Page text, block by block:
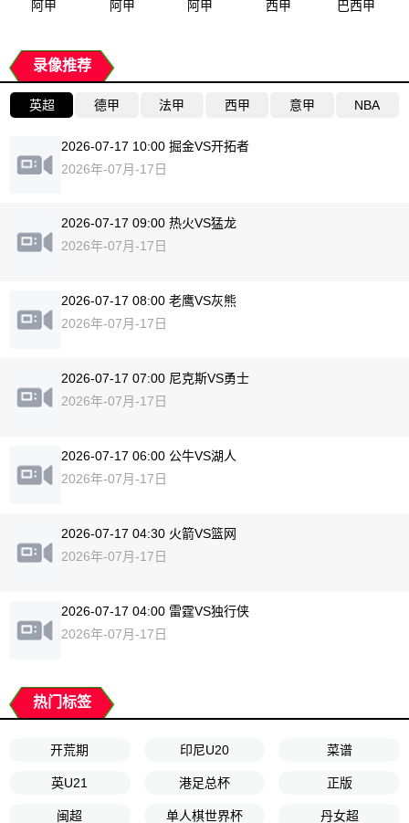
阿甲 阿甲 阿甲 西甲 巴西甲
录像推荐
英超 德甲 法甲 西甲 意甲 NBA
2026-07-17 10:00 掘金VS开拓者
2026年-07月-17日
2026-07-17 09:00 热火VS猛龙
2026年-07月-17日
2026-07-17 08:00 老鹰VS灰熊
2026年-07月-17日
2026-07-17 07:00 尼克斯VS勇士
2026年-07月-17日
2026-07-17 06:00 公牛VS湖人
2026年-07月-17日
2026-07-17 04:30 火箭VS篮网
2026年-07月-17日
2026-07-17 04:00 雷霆VS独行侠
2026年-07月-17日
热门标签
开荒期 印尼U20 菜谱
英U21 港足总杯 正版
闽超 单人棋世界杯 丹女超